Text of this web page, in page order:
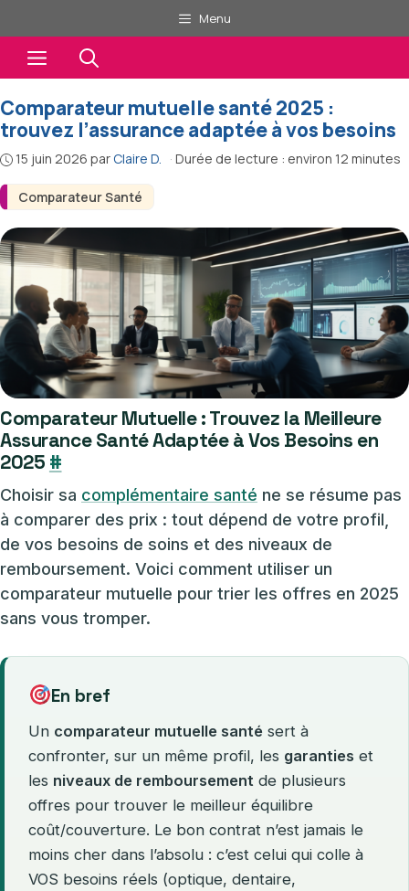
au
contenu
Menu
Menu
Comparateur Santé
Comparateur mutuelle santé 2025 :
trouvez l’assurance adaptée à vos besoins
15 juin 2026 par Claire D. · Durée de lecture : environ 12 minutes
Comparateur Mutuelle : Trouvez la Meilleure
Assurance Santé Adaptée à Vos Besoins en
2025 #
Choisir sa complémentaire santé ne se résume pas
à comparer des prix : tout dépend de votre profil,
de vos besoins de soins et des niveaux de
remboursement. Voici comment utiliser un
comparateur mutuelle pour trier les offres en 2025
sans vous tromper.
En bref
Un comparateur mutuelle santé sert à
confronter, sur un même profil, les garanties et
les niveaux de remboursement de plusieurs
offres pour trouver le meilleur équilibre
coût/couverture. Le bon contrat n’est jamais le
moins cher dans l’absolu : c’est celui qui colle à
VOS besoins réels (optique, dentaire,